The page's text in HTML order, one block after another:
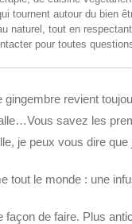
tournent autour du bien
naturel, tout en
pour toutes
revient
savez les
je peux vous dire
tout le monde : une
façon de faire. Plus